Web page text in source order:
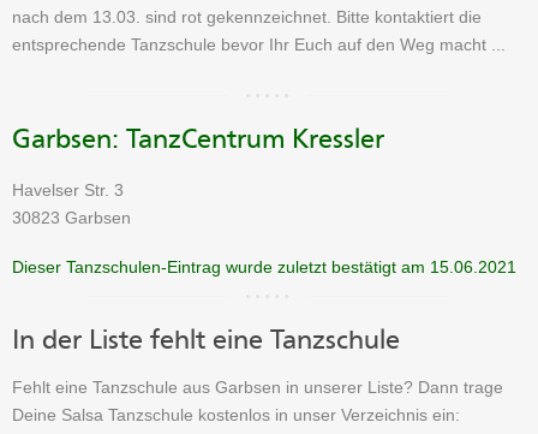
nach dem 13.03. sind rot gekennzeichnet. Bitte kontaktiert die
entsprechende Tanzschule bevor Ihr Euch auf den Weg macht ...
Garbsen: TanzCentrum Kressler
Havelser Str. 3
30823 Garbsen
Dieser Tanzschulen-Eintrag wurde zuletzt bestätigt am 15.06.2021
In der Liste fehlt eine Tanzschule
Fehlt eine Tanzschule aus Garbsen in unserer Liste? Dann trage
Deine Salsa Tanzschule kostenlos in unser Verzeichnis ein: